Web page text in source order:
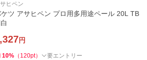
ヒペン
ツ アサヒペン プロ用多用途ペール 20L TB
円
10% （ 120pt） 要エントリー